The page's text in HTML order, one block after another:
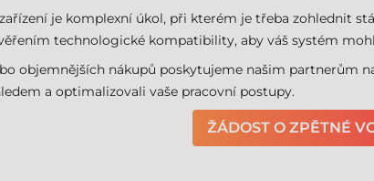
je komplexní úkol, při kterém je třeba zohlednit
technologické kompatibility, aby váš systém
objemnějších nákupů poskytujeme našim partnerům
a optimalizovali vaše pracovní postupy.
ŽÁDOST O ZPĚTNÉ